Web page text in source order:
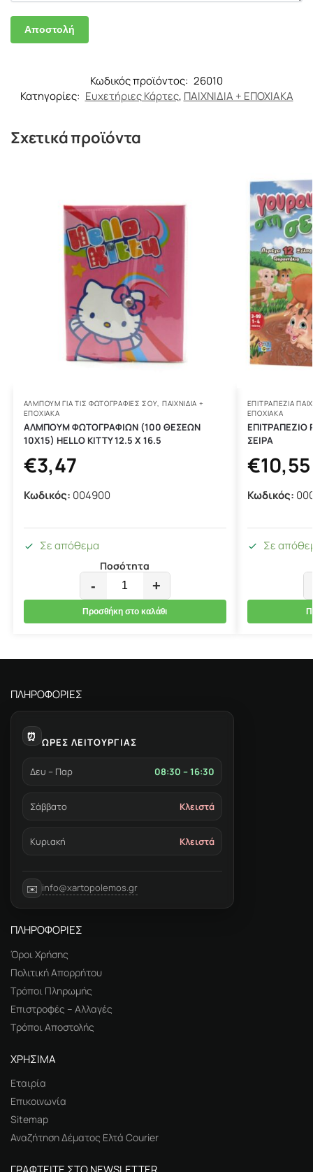
Κωδικός προϊόντος: 26010
Κατηγορίες: Ευχετήριες Κάρτες, ΠΑΙΧΝΙΔΙΑ + ΕΠΟΧΙΑΚΑ
Σχετικά προϊόντα
ΑΛΜΠΟΥΜ ΓΙΑ ΤΙΣ ΦΩΤΟΓΡΑΦΙΕΣ ΣΟΥ, ΠΑΙΧΝΙΔΙΑ +
ΕΠΟΧΙΑΚΑ
ΑΛΜΠΟΥΜ ΦΩΤΟΓΡΑΦΙΩΝ (100 ΘΕΣΕΩΝ
10Χ15) HELLO KITTY 12.5 X 16.5
€3,47
Κωδικός: 004900
Σε απόθεμα
Ποσότητα
- +
Προσθήκη στο καλάθι
ΕΠΙΤΡΑΠΈΖΙΑ
ΕΠΟΧΙΑΚΑ
ΕΠΙΤΡΑΠΕΖΙΟ
ΣΕΙΡΑ
€10,55
Κωδικός:
Σε
ΠΛΗΡΟΦΟΡΙΕΣ
⏰ ΩΡΕΣ ΛΕΙΤΟΥΡΓΙΑΣ
Δευ – Παρ 08:30 – 16:30
Σάββατο Κλειστά
Κυριακή Κλειστά
✉️ info@xartopolemos.gr
ΠΛΗΡΟΦΟΡΙΕΣ
Όροι Χρήσης
Πολιτική Απορρήτου
Τρόποι Πληρωμής
Επιστροφές – Αλλαγές
Τρόποι Αποστολής
ΧΡΗΣΙΜΑ
Εταιρία
Επικοινωνία
Sitemap
Αναζήτηση Δέματος Ελτά Courier